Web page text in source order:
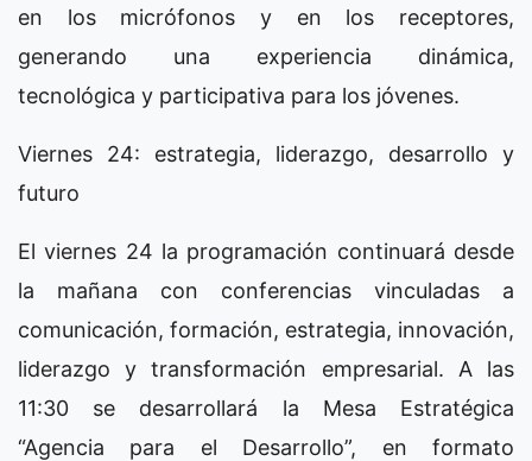
en los micrófonos y en los receptores,
generando una experiencia dinámica,
tecnológica y participativa para los jóvenes.
Viernes 24: estrategia, liderazgo, desarrollo y
futuro
El viernes 24 la programación continuará desde
la mañana con conferencias vinculadas a
comunicación, formación, estrategia, innovación,
liderazgo y transformación empresarial. A las
11:30 se desarrollará la Mesa Estratégica
“Agencia para el Desarrollo”, en formato